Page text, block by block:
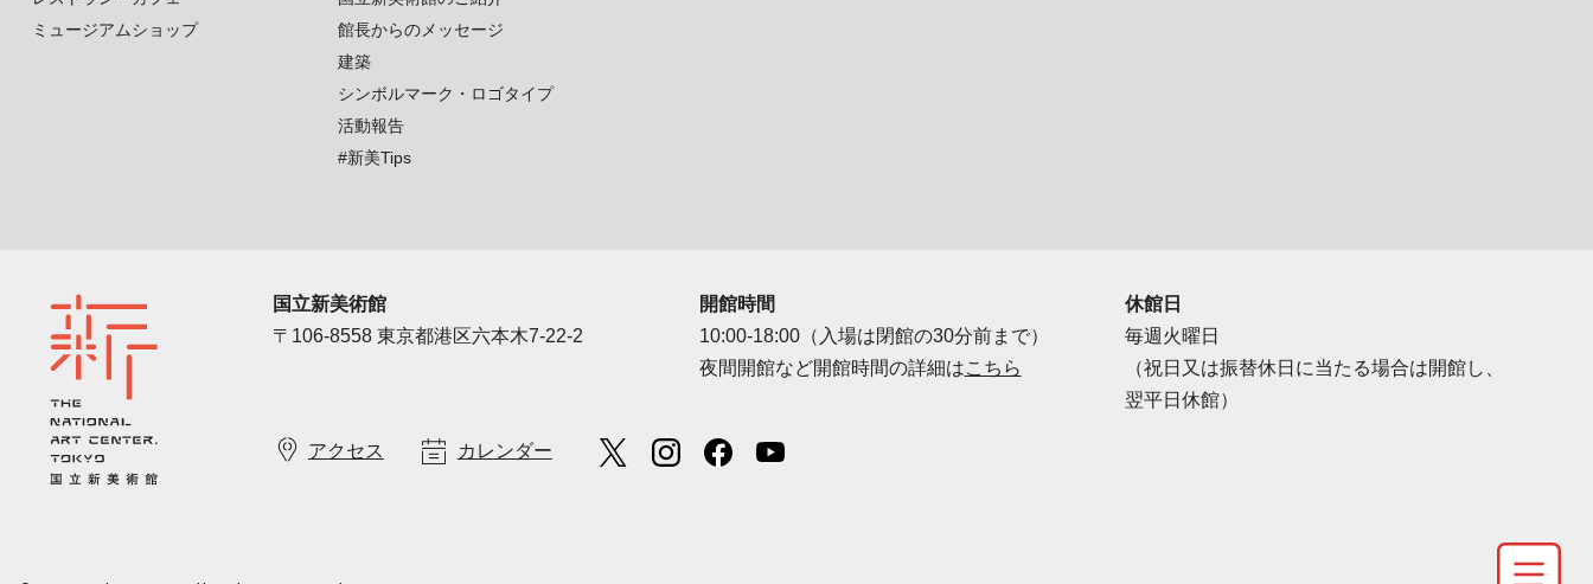
ミュージアムショップ
館長からのメッセージ
建築
シンボルマーク・ロゴタイプ
活動報告
#新美Tips
国立新美術館
〒106-8558 東京都港区六本木7-22-2
開館時間
10:00-18:00（入場は閉館の30分前まで）
夜間開館など開館時間の詳細はこちら
休館日
毎週火曜日
（祝日又は振替休日に当たる場合は開館し、
翌平日休館）
アクセス カレンダー